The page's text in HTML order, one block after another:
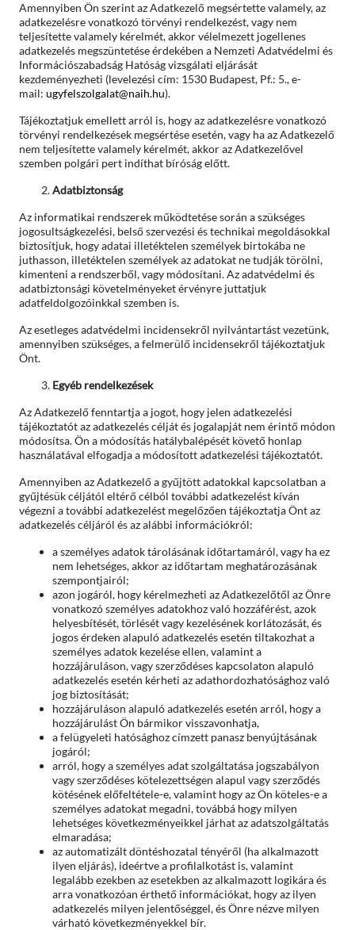
Amennyiben Ön szerint az Adatkezelő megsértette valamely, az
adatkezelésre vonatkozó törvényi rendelkezést, vagy nem
teljesítette valamely kérelmét, akkor vélelmezett jogellenes
adatkezelés megszüntetése érdekében a Nemzeti Adatvédelmi és
Információszabadság Hatóság vizsgálati eljárását
kezdeményezheti (levelezési cím: 1530 Budapest, Pf.: 5., e-
mail: ugyfelszolgalat@naih.hu).
Tájékoztatjuk emellett arról is, hogy az adatkezelésre vonatkozó
törvényi rendelkezések megsértése esetén, vagy ha az Adatkezelő
nem teljesítette valamely kérelmét, akkor az Adatkezelővel
szemben polgári pert indíthat bíróság előtt.
Adatbiztonság
Az informatikai rendszerek működtetése során a szükséges
jogosultságkezelési, belső szervezési és technikai megoldásokkal
biztosítjuk, hogy adatai illetéktelen személyek birtokába ne
juthasson, illetéktelen személyek az adatokat ne tudják törölni,
kimenteni a rendszerből, vagy módosítani. Az adatvédelmi és
adatbiztonsági követelményeket érvényre juttatjuk
adatfeldolgozóinkkal szemben is.
Az esetleges adatvédelmi incidensekről nyilvántartást vezetünk,
amennyiben szükséges, a felmerülő incidensekről tájékoztatjuk
Önt.
Egyéb rendelkezések
Az Adatkezelő fenntartja a jogot, hogy jelen adatkezelési
tájékoztatót az adatkezelés célját és jogalapját nem érintő módon
módosítsa. Ön a módosítás hatálybalépését követő honlap
használatával elfogadja a módosított adatkezelési tájékoztatót.
Amennyiben az Adatkezelő a gyűjtött adatokkal kapcsolatban a
gyűjtésük céljától eltérő célból további adatkezelést kíván
végezni a további adatkezelést megelőzően tájékoztatja Önt az
adatkezelés céljáról és az alábbi információkról:
a személyes adatok tárolásának időtartamáról, vagy ha ez
nem lehetséges, akkor az időtartam meghatározásának
szempontjairól;
azon jogáról, hogy kérelmezheti az Adatkezelőtől az Önre
vonatkozó személyes adatokhoz való hozzáférést, azok
helyesbítését, törlését vagy kezelésének korlátozását, és
jogos érdeken alapuló adatkezelés esetén tiltakozhat a
személyes adatok kezelése ellen, valamint a
hozzájáruláson, vagy szerződéses kapcsolaton alapuló
adatkezelés esetén kérheti az adathordozhatósághoz való
jog biztosítását;
hozzájáruláson alapuló adatkezelés esetén arról, hogy a
hozzájárulást Ön bármikor visszavonhatja,
a felügyeleti hatósághoz címzett panasz benyújtásának
jogáról;
arról, hogy a személyes adat szolgáltatása jogszabályon
vagy szerződéses kötelezettségen alapul vagy szerződés
kötésének előfeltétele-e, valamint hogy az Ön köteles-e a
személyes adatokat megadni, továbbá hogy milyen
lehetséges következményeikkel járhat az adatszolgáltatás
elmaradása;
az automatizált döntéshozatal tényéről (ha alkalmazott
ilyen eljárás), ideértve a profilalkotást is, valamint
legalább ezekben az esetekben az alkalmazott logikára és
arra vonatkozóan érthető információkat, hogy az ilyen
adatkezelés milyen jelentőséggel, és Önre nézve milyen
várható következményekkel bír.